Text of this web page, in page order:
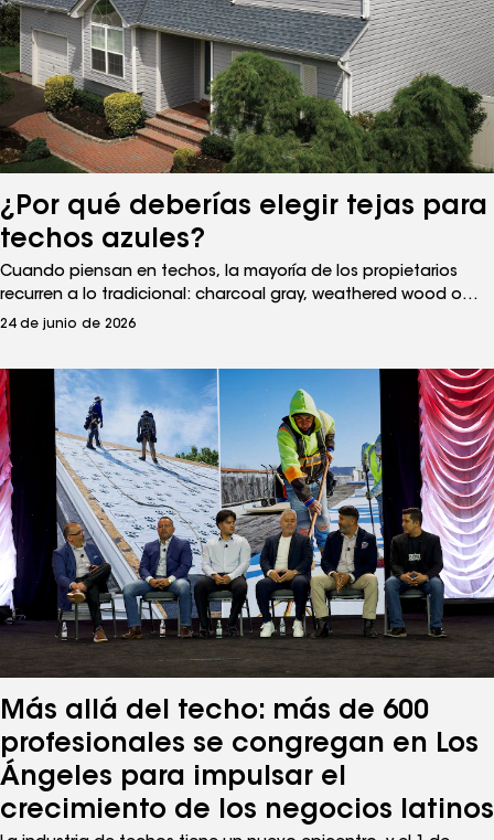
¿Por qué deberías elegir tejas para
techos azules?
Cuando piensan en techos, la mayoría de los propietarios
recurren a lo tradicional: charcoal gray, weathered wood o
classic black. Sin embargo, en el diseño residencial está
para techo azules. Lejos de ser una moda pasajera, la
tendencia de las tejas azules refleja un cambio más profundo
en la forma en que los propietarios piensan sobre el atractivo
exterior, el valor de reventa y la expresión personal. Si te
genera curiosidad saber cómo se verían las tejas azules en tu
vivienda, aquí te contamos todo lo que necesitas saber.
24 de junio de 2026
Más allá del techo: más de 600
profesionales se congregan en Los
Ángeles para impulsar el
crecimiento de los negocios latinos